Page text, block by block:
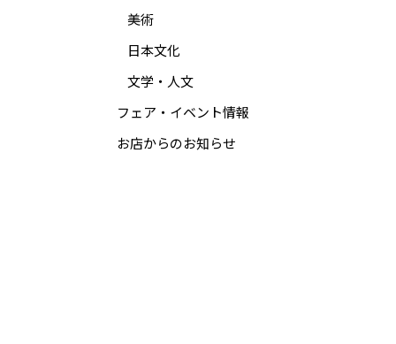
美術
日本文化
文学・人文
フェア・イベント情報
お店からのお知らせ